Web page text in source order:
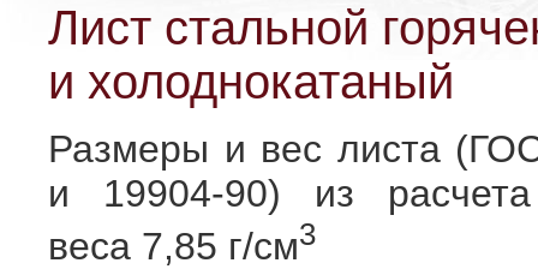
Лист стальной
и холоднокатаный
Размеры и вес листа
и 19904-90) из расчета
веса 7,85 г/см3